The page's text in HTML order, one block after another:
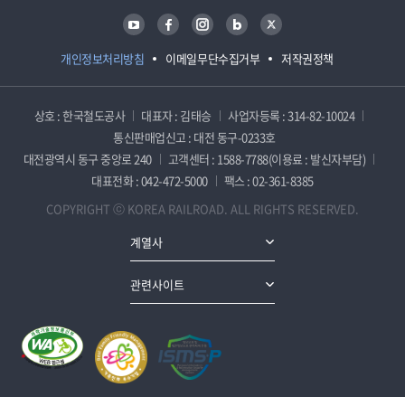
개인정보처리방침 이메일무단수집거부 저작권정책
유튜브 페이스북 인스타그램 블로그 트위터
상호 : 한국철도공사 대표자 : 김태승
사업자등록 : 314-82-10024
통신판매업신고 : 대전 동구-0233호
대전광역시 동구 중앙로 240
고객센터 : 1588-7788(이용료 : 발신자부담)
대표전화 : 042-472-5000
팩스 : 02-361-8385
COPYRIGHT ⓒ KOREA RAILROAD. ALL RIGHTS RESERVED.
계열사
관련사이트